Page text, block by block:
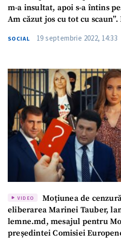
Trimite o informație
in English
m-a insultat, apoi s-a întins
Am căzut jos cu tot cu scaun”. Primarul, stabilit de
rugată frumos să iasă din
SOCIAL 19 septembrie 2022, 14:33
VIDEO
Moțiunea de
eliberarea Marinei Tauber,
lemne.md, mesajul pentru
președintei Comisiei